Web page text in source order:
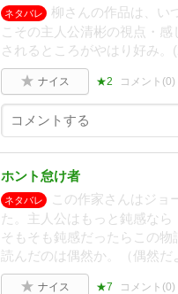
ネタバレ
柳さんの作品は、い
こその主人公清彬の視点・
されるところがやはり好
ナイス ★2 コメント(0)
ホント怠け者
ネタバレ
この作家さんはジョ
た。主人公はもっと鈍感な
そもそも鈍感だったらこの
読んだのは偶然か。（偶然だ
ナイス ★7 コメント(0)